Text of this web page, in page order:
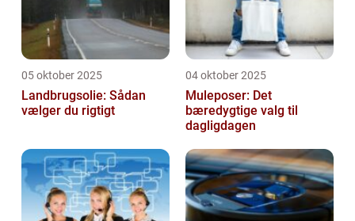
05 oktober 2025
Landbrugsolie: Sådan
vælger du rigtigt
04 oktober 2025
Muleposer: Det
bæredygtige valg til
dagligdagen